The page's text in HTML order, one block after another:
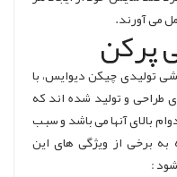
می آورند.
پرکن
تولیدی چیکن دیوایس، با
طراحی و تولید شده اند که
بالای آنها می باشد و سبب
برخی از ویژگی های این
: